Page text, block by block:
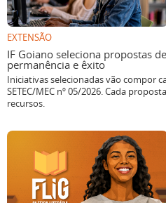
EXTENSÃO
IF Goiano seleciona propostas
permanência e êxito
Iniciativas selecionadas vão compor
SETEC/MEC nº 05/2026. Cada
recursos.